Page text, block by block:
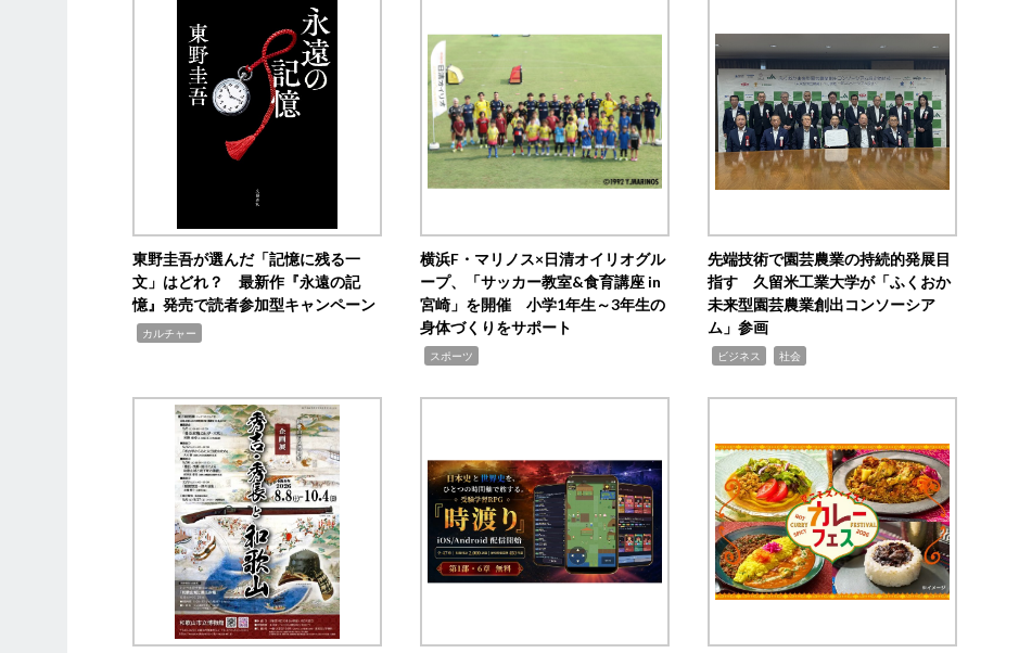
東野圭吾が選んだ「記憶に残る一
文」はどれ？ 最新作『永遠の記
憶』発売で読者参加型キャンペーン
カルチャー
横浜F・マリノス×日清オイリオグル
ープ、「サッカー教室&食育講座 in
宮崎」を開催 小学1年生～3年生の
身体づくりをサポート
スポーツ
先端技術で園芸農業の持続的発展目
指す 久留米工業大学が「ふくおか
未来型園芸農業創出コンソーシア
ム」参画
ビジネス 社会